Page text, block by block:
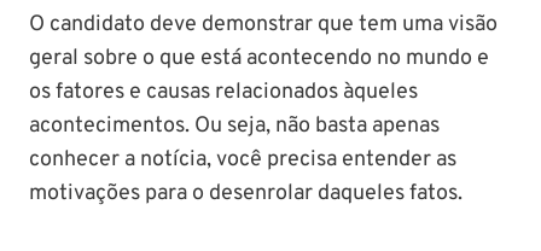
O candidato deve demonstrar que tem uma visão
geral sobre o que está acontecendo no mundo e
os fatores e causas relacionados àqueles
acontecimentos. Ou seja, não basta apenas
conhecer a notícia, você precisa entender as
motivações para o desenrolar daqueles fatos.